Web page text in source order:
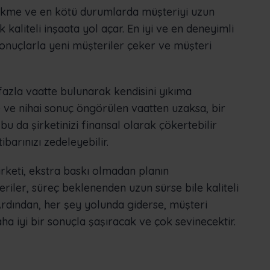
ve en kötü durumlarda müşteriyi uzun
kaliteli inşaata yol açar. En iyi ve en deneyimli
yeni müşteriler çeker ve müşteri
vaatte bulunarak kendisini yıkıma
nihai sonuç öngörülen vaatten uzaksa, bir
da şirketinizi finansal olarak çökertebilir
zedeleyebilir.
ekstra baskı olmadan planın
süreç beklenenden uzun sürse bile kaliteli
her şey yolunda giderse, müşteri
iyi bir sonuçla şaşıracak ve çok sevinecektir.